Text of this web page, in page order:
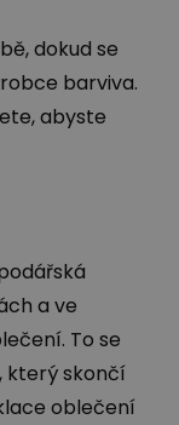
dokud se
barviva.
abyste
a ve
To se
který skončí
oblečení